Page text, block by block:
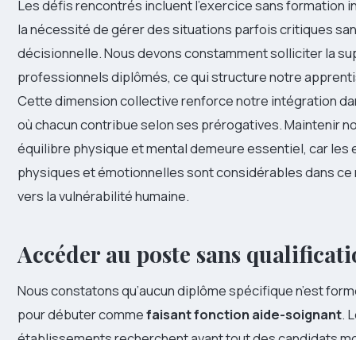
Les défis rencontrés incluent l’exercice sans formation
la nécessité de gérer des situations parfois critiques
décisionnelle. Nous devons constamment solliciter la
professionnels diplômés, ce qui structure notre
Cette dimension collective renforce notre intégration
où chacun contribue selon ses prérogatives. Maintenir
équilibre physique et mental demeure essentiel, car les
physiques et émotionnelles sont considérables dans
vers la vulnérabilité humaine.
Accéder au poste sans
Nous constatons qu’aucun diplôme spécifique n’est
pour débuter commefaisant fonction aide-soignant.